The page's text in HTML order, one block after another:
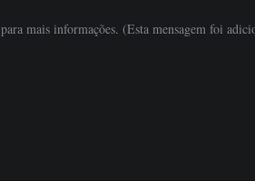
para mais informações. (Esta mensagem foi